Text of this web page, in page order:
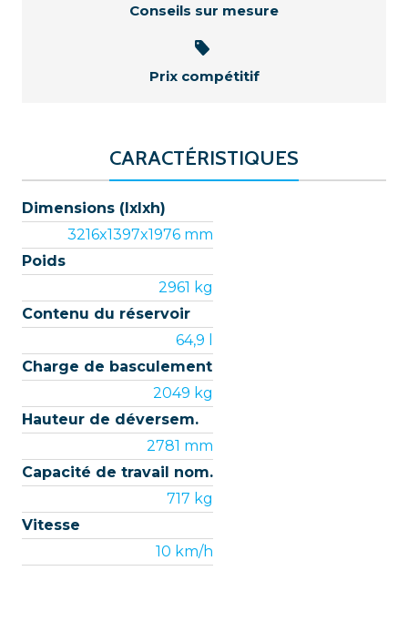
Conseils sur mesure
Prix compétitif
CARACTÉRISTIQUES
Dimensions (lxlxh)
3216x1397x1976 mm
Poids
2961 kg
Contenu du réservoir
64,9 l
Charge de basculement
2049 kg
Hauteur de déversem.
2781 mm
Capacité de travail nom.
717 kg
Vitesse
10 km/h